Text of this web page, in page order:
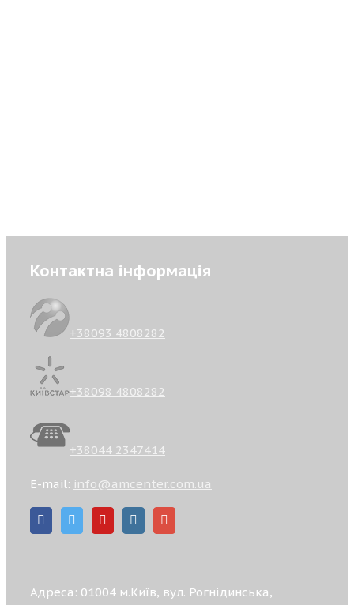
Контактна інформація
+38093 4808282
+38098 4808282
+38044 2347414
E-mail: info@amcenter.com.ua
Адреса: 01004 м.Київ, вул. Рогнідинська,